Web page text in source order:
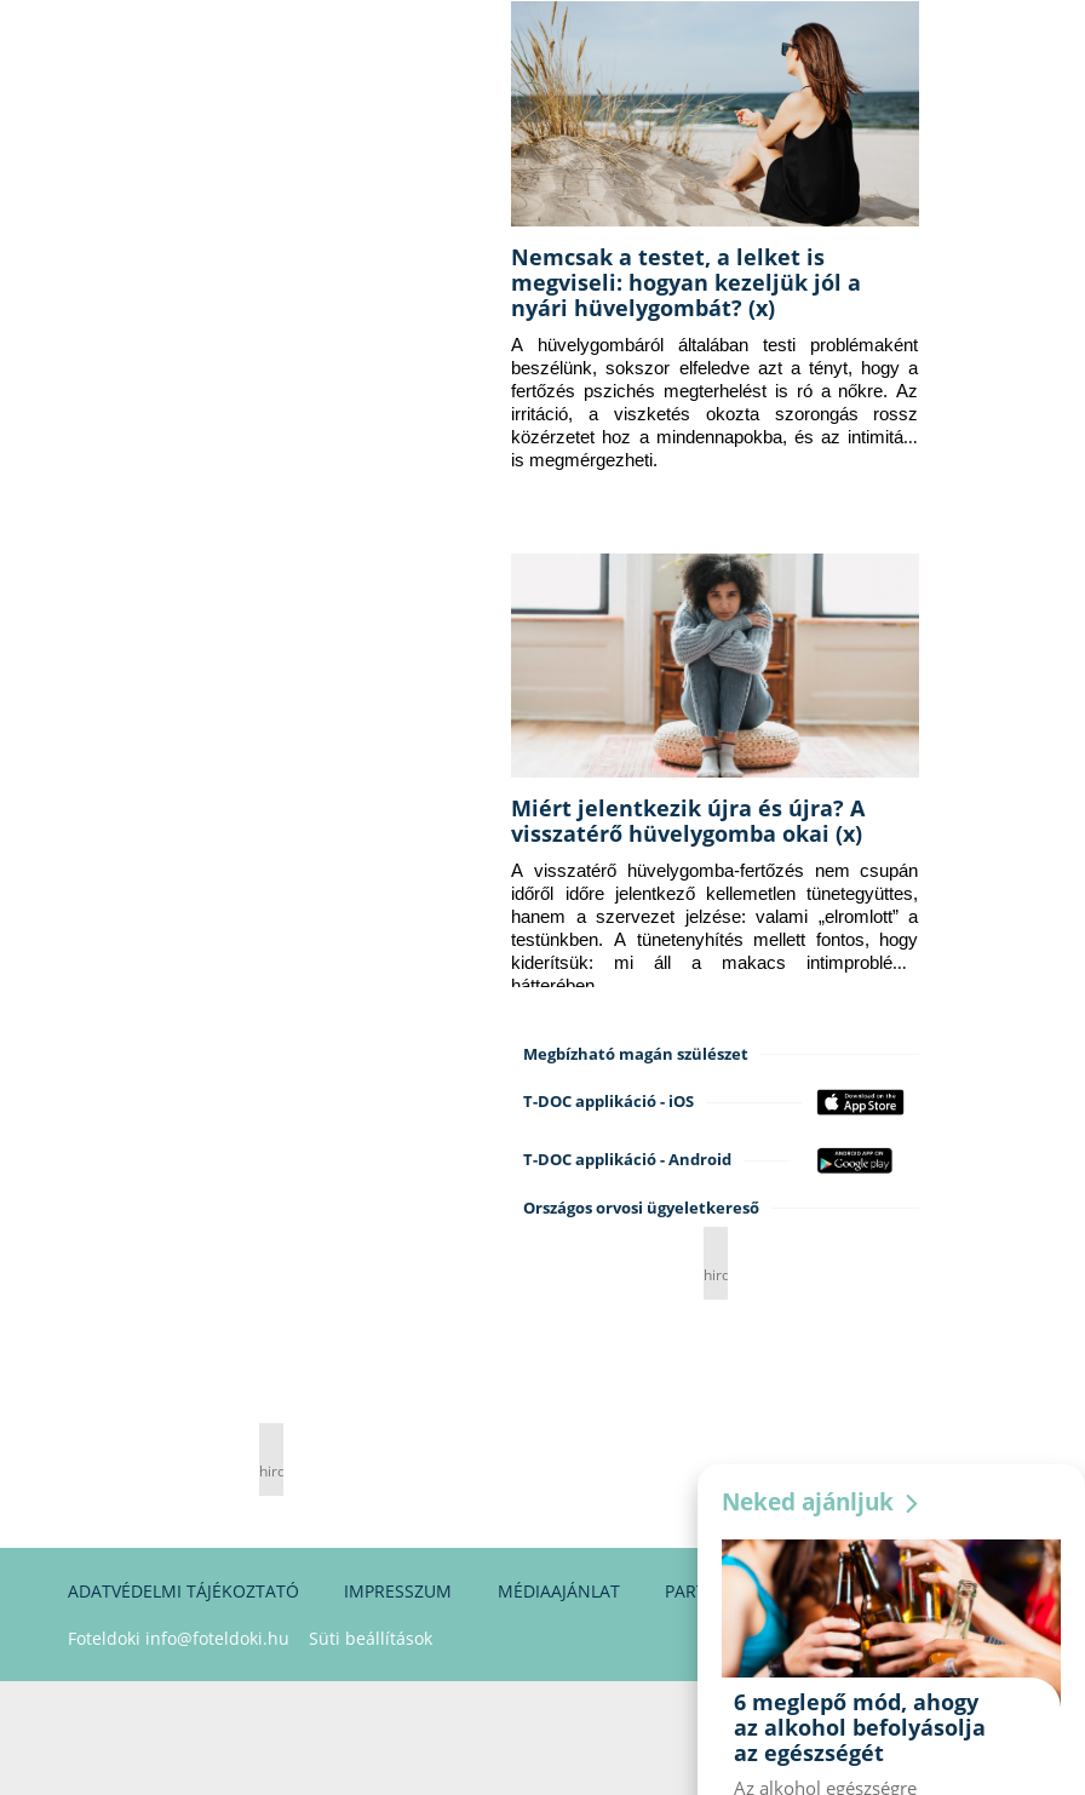
Nemcsak a testet, a lelket is
megviseli: hogyan kezeljük jól a
nyári hüvelygombát? (x)
A hüvelygombáról általában testi problémaként
beszélünk, sokszor elfeledve azt a tényt, hogy a
fertőzés pszichés megterhelést is ró a nőkre. Az
irritáció, a viszketés okozta szorongás rossz
közérzetet hoz a mindennapokba, és az intimitást
is megmérgezheti.
Miért jelentkezik újra és újra? A
visszatérő hüvelygomba okai (x)
A visszatérő hüvelygomba-fertőzés nem csupán
időről időre jelentkező kellemetlen tünetegyüttes,
hanem a szervezet jelzése: valami „elromlott” a
testünkben. A tünetenyhítés mellett fontos, hogy
kiderítsük: mi áll a makacs intimprobléma
hátterében.
Megbízható magán szülészet
T-DOC applikáció - iOS
T-DOC applikáció - Android
Országos orvosi ügyeletkereső
hirdetés
hirdetés
ADATVÉDELMI TÁJÉKOZTATÓ IMPRESSZUM MÉDIAAJÁNLAT PARTNEREINK KAPCSOLAT
Foteldoki info@foteldoki.hu Süti beállítások
Neked ajánljuk
6 meglepő mód, ahogy
az alkohol befolyásolja
az egészségét
Az alkohol egészségre